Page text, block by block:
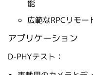
能
広範なRPCリモ
アプリケーション
D-PHYテスト：